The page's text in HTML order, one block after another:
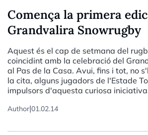
Comença la primera
Grandvalira Snowrugby
Aquest és el cap de setmana del
coincidint amb la celebració del
al Pas de la Casa. Avui, fins i tot, no
la cita, alguns jugadors de l'Estade
impulsors d'aquesta curiosa
Author|01.02.14